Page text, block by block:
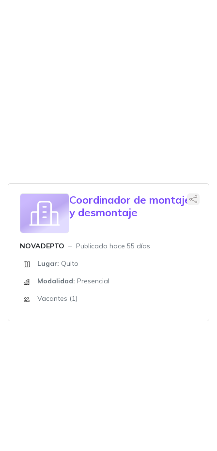
Coordinador de montaje
y desmontaje
NOVADEPTO
Publicado hace 55 días
Lugar: Quito
Modalidad: Presencial
Vacantes (1)